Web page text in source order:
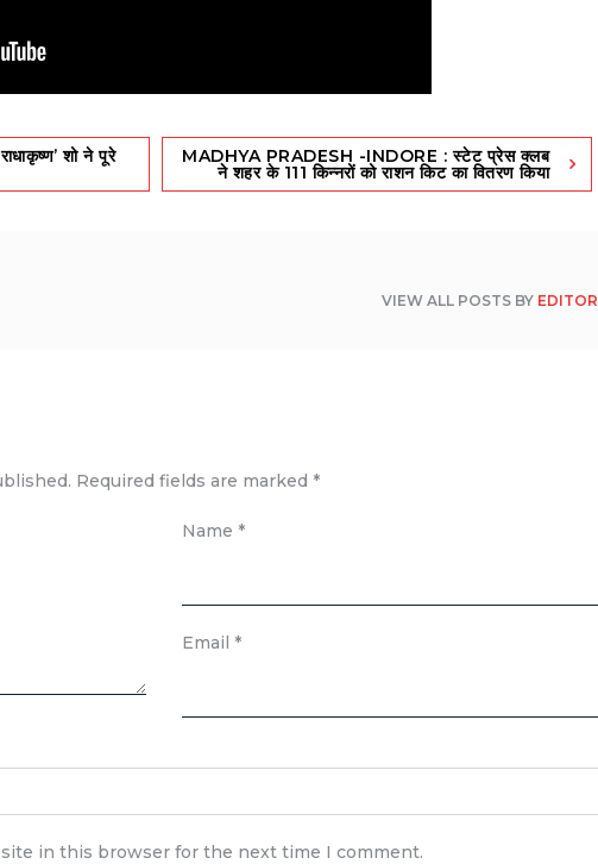
शो ने पूरे MADHYA PRADESH -INDORE : स्टेट प्रेस क्लब
ने शहर के 111 किन्नरों को राशन किट का वितरण किया
VIEW ALL POSTS BY EDITOR
Required fields are marked *
Name *
Email *
in this browser for the next time I comment.